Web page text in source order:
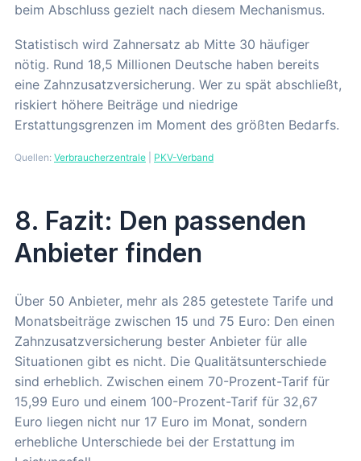
beim Abschluss gezielt nach diesem Mechanismus.
Statistisch wird Zahnersatz ab Mitte 30 häufiger
nötig. Rund 18,5 Millionen Deutsche haben bereits
eine Zahnzusatzversicherung. Wer zu spät abschließt,
riskiert höhere Beiträge und niedrige
Erstattungsgrenzen im Moment des größten Bedarfs.
Quellen: Verbraucherzentrale PKV-Verband
8. Fazit: Den passenden
Anbieter finden
Über 50 Anbieter, mehr als 285 getestete Tarife und
Monatsbeiträge zwischen 15 und 75 Euro: Den einen
Zahnzusatzversicherung bester Anbieter für alle
Situationen gibt es nicht. Die Qualitätsunterschiede
sind erheblich. Zwischen einem 70-Prozent-Tarif für
15,99 Euro und einem 100-Prozent-Tarif für 32,67
Euro liegen nicht nur 17 Euro im Monat, sondern
erhebliche Unterschiede bei der Erstattung im